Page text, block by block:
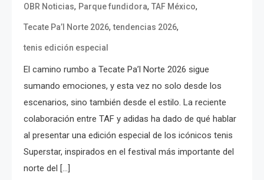
OBR Noticias, Parque fundidora, TAF México,
Tecate Pa’l Norte 2026,tendencias 2026,
tenis edición especial
El camino rumbo a Tecate Pa’l Norte 2026 sigue
sumando emociones, y esta vez no solo desde los
escenarios, sino también desde el estilo. La reciente
colaboración entre TAF y adidas ha dado de qué hablar
al presentar una edición especial de los icónicos tenis
Superstar, inspirados en el festival más importante del
norte del […]